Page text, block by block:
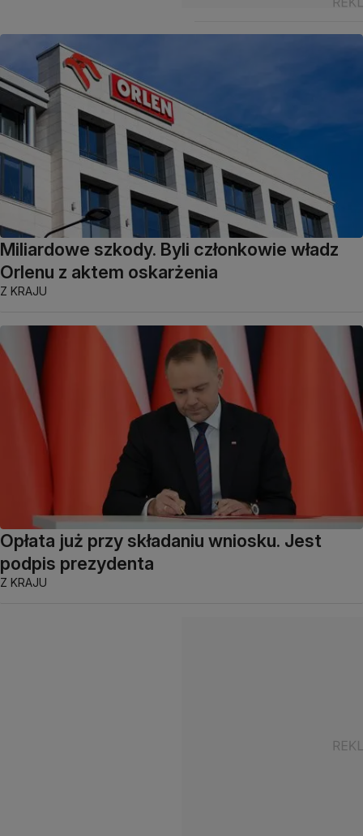
Miliardowe szkody. Byli członkowie władz
Orlenu z aktem oskarżenia
Z KRAJU
Opłata już przy składaniu wniosku. Jest
podpis prezydenta
Z KRAJU